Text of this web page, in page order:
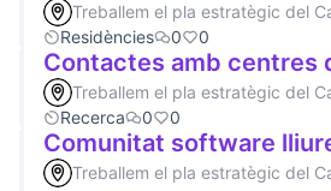
Treballem el pla estratègic del
Residències
0 0
Contactes amb centres
Treballem el pla estratègic del
Recerca
0 0
Comunitat software
Treballem el pla estratègic del